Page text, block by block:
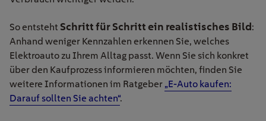
So entsteht Schritt für Schritt ein realistisches Bild:
Anhand weniger Kennzahlen erkennen Sie, welches
Elektroauto zu Ihrem Alltag passt. Wenn Sie sich konkret
über den Kaufprozess informieren möchten, finden Sie
weitere Informationen im Ratgeber „E-Auto kaufen:
Darauf sollten Sie achten“.